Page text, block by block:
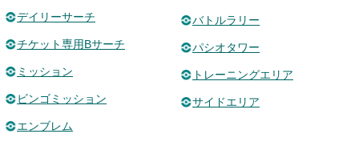
デイリーサーチ
チケット専用Bサーチ
ミッション
ビンゴミッション
エンブレム
バトルラリー
パシオタワー
トレーニングエリア
サイドエリア